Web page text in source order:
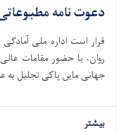
دعوت نامه
روان، با حضور مقامات
جهانی ماین پاکی تجلیل به
بیشتر